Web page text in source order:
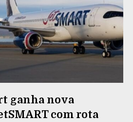
ganha nova
com rota